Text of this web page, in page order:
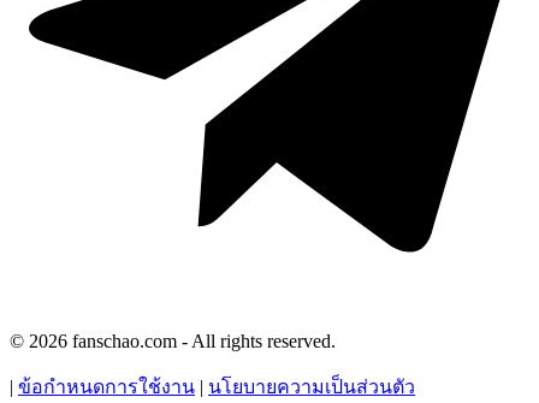
© 2026 fanschao.com - All rights reserved.
ข้อกำหนดการใช้งาน นโยบายความเป็นส่วนตัว